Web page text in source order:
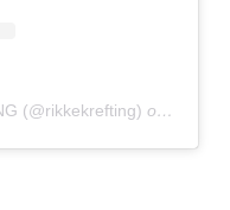
(@rikkekrefting) on